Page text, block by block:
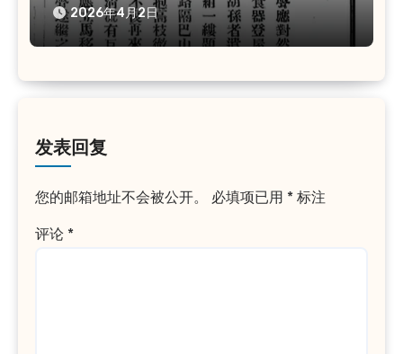
2026年4月2日
发表回复
您的邮箱地址不会被公开。 必填项已用 * 标注
评论 *